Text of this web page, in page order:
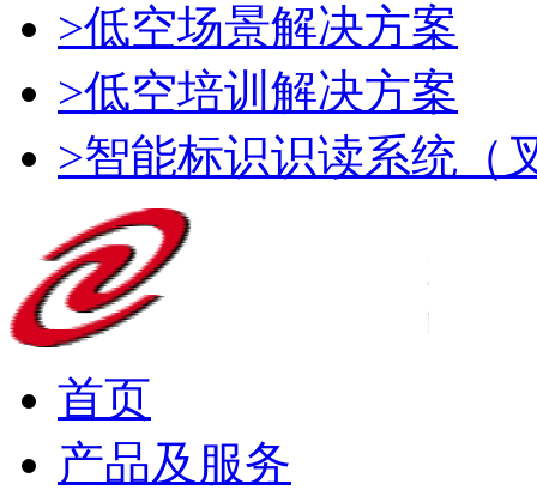
>低空场景解决方案
>低空培训解决方案
>智能标识识读系统（
首页
产品及服务